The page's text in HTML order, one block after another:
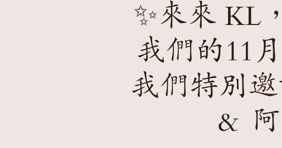
✨來來 KL
我們的11
我們特別
＆